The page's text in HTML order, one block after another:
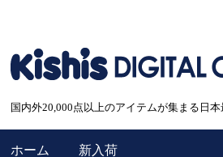
国内外20,000点以上のアイテムが集まる日
ホーム 新入荷